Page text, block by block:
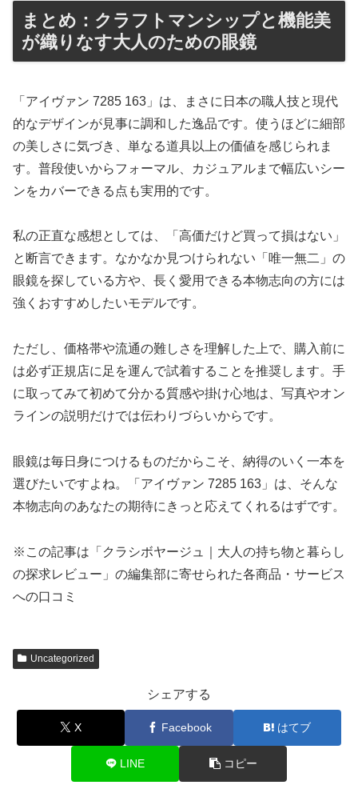
まとめ：クラフトマンシップと機能美
が織りなす大人のための眼鏡
「アイヴァン 7285 163」は、まさに日本の職人技と現代
的なデザインが見事に調和した逸品です。使うほどに細部
の美しさに気づき、単なる道具以上の価値を感じられま
す。普段使いからフォーマル、カジュアルまで幅広いシー
ンをカバーできる点も実用的です。
私の正直な感想としては、「高価だけど買って損はない」
と断言できます。なかなか見つけられない「唯一無二」の
眼鏡を探している方や、長く愛用できる本物志向の方には
強くおすすめしたいモデルです。
ただし、価格帯や流通の難しさを理解した上で、購入前に
は必ず正規店に足を運んで試着することを推奨します。手
に取ってみて初めて分かる質感や掛け心地は、写真やオン
ラインの説明だけでは伝わりづらいからです。
眼鏡は毎日身につけるものだからこそ、納得のいく一本を
選びたいですよね。「アイヴァン 7285 163」は、そんな
本物志向のあなたの期待にきっと応えてくれるはずです。
※この記事は「クラシボヤージュ｜大人の持ち物と暮らし
の探求レビュー」の編集部に寄せられた各商品・サービス
への口コミ
Uncategorized
シェアする
X Facebook はてブ
LINE コピー